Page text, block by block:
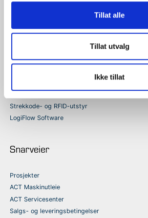
Tillat alle
Tillat utvalg
Ikke tillat
Ingvald Ystgaardsvei 15,
Strekkode- og RFID-utstyr
LogiFlow Software
Snarveier
Prosjekter
ACT Maskinutleie
ACT Servicesenter
Salgs- og leveringsbetingelser